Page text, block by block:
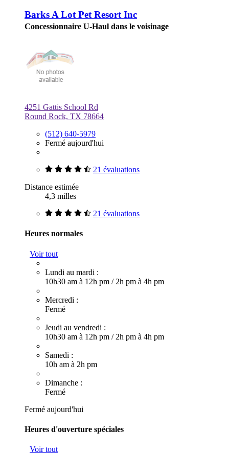
Barks A Lot Pet Resort Inc
Concessionnaire U-Haul dans le voisinage
4251 Gattis School Rd
Round Rock, TX 78664
(512) 640-5979
Fermé aujourd'hui
21 évaluations
Distance estimée
4,3 milles
21 évaluations
Heures normales
Voir tout
Lundi au mardi :
10h30 am à 12h pm / 2h pm à 4h pm
Mercredi :
Fermé
Jeudi au vendredi :
10h30 am à 12h pm / 2h pm à 4h pm
Samedi :
10h am à 2h pm
Dimanche :
Fermé
Fermé aujourd'hui
Heures d'ouverture spéciales
Voir tout